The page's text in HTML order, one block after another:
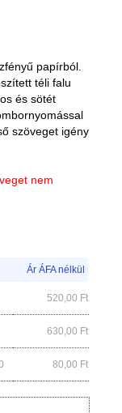
papírból.
téli falu
és sötét
szöveget igény
nem
Ár ÁFA nélkül
520,00 Ft
630,00 Ft
80,00 Ft